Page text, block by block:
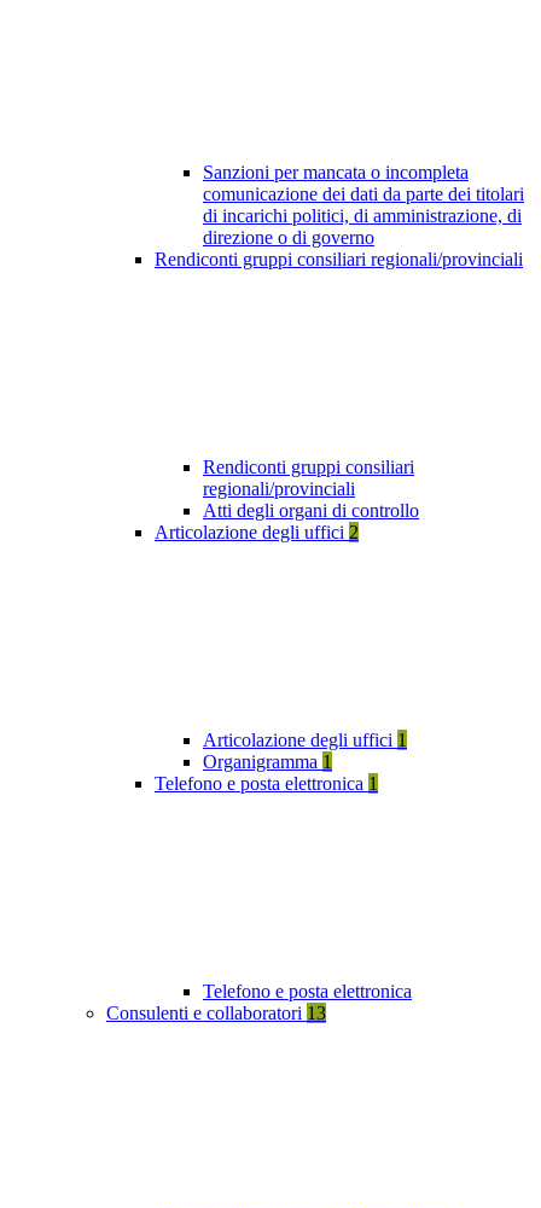
Sanzioni per mancata o incompleta
comunicazione dei dati da parte dei titolari
di incarichi politici, di amministrazione, di
direzione o di governo
Rendiconti gruppi consiliari regionali/provinciali
Rendiconti gruppi consiliari
regionali/provinciali
Atti degli organi di controllo
Articolazione degli uffici 2
Articolazione degli uffici 1
Organigramma 1
Telefono e posta elettronica 1
Telefono e posta elettronica
Consulenti e collaboratori 13